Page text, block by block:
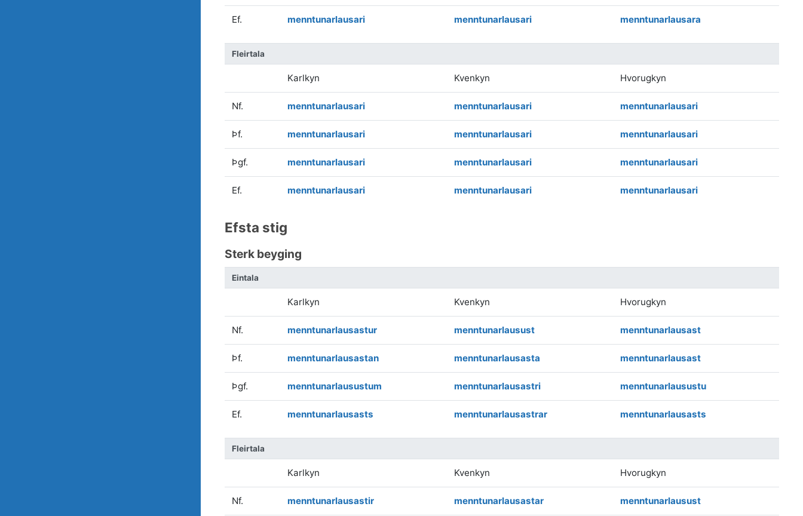
Ef. menntunarlausari menntunarlausari menntunarlausara
Fleirtala
Karlkyn Kvenkyn Hvorugkyn
Nf. menntunarlausari menntunarlausari menntunarlausari
Þf. menntunarlausari menntunarlausari menntunarlausari
Þgf. menntunarlausari menntunarlausari menntunarlausari
Ef. menntunarlausari menntunarlausari menntunarlausari
Efsta stig
Sterk beyging
Eintala
Karlkyn Kvenkyn Hvorugkyn
Nf. menntunarlausastur menntunarlausust menntunarlausast
Þf. menntunarlausastan menntunarlausasta menntunarlausast
Þgf. menntunarlausustum menntunarlausastri menntunarlausustu
Ef. menntunarlausasts menntunarlausastrar menntunarlausasts
Fleirtala
Karlkyn Kvenkyn Hvorugkyn
Nf. menntunarlausastir menntunarlausastar menntunarlausust